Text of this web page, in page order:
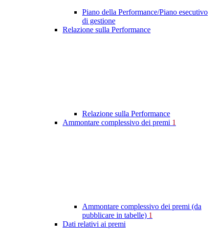
Piano della Performance/Piano esecutivo
di gestione
Relazione sulla Performance
Relazione sulla Performance
Ammontare complessivo dei premi 1
Ammontare complessivo dei premi (da
pubblicare in tabelle) 1
Dati relativi ai premi